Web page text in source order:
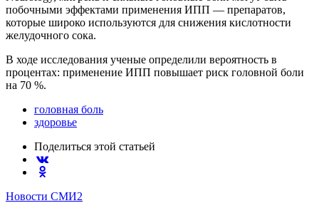
побочными эффектами применения ИПП — препаратов,
которые широко используются для снижения кислотности
желудочного сока.
В ходе исследования ученые определили вероятность в
процентах: применение ИПП повышает риск головной боли
на 70 %.
головная боль
здоровье
Поделиться этой статьей
Новости СМИ2